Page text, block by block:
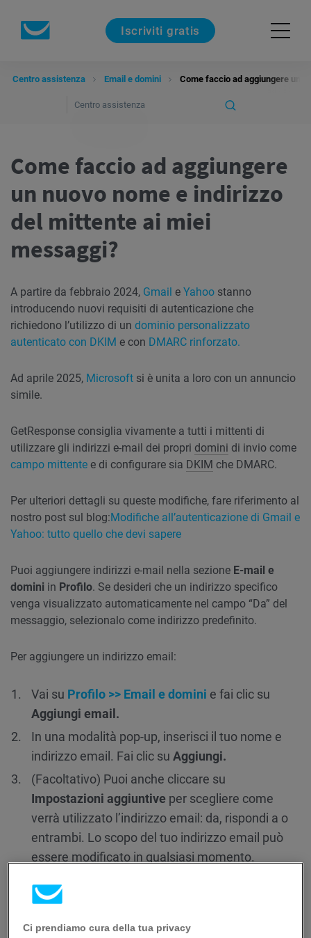
Iscriviti gratis
Centro assistenza Email e domini Come faccio ad aggiungere un
Come faccio ad aggiungere
un nuovo nome e indirizzo
del mittente ai miei
messaggi?
A partire da febbraio 2024, Gmail e Yahoo stanno
introducendo nuovi requisiti di autenticazione che
richiedono l’utilizzo di un dominio personalizzato
autenticato con DKIM e con DMARC rinforzato.
Ad aprile 2025, Microsoft si è unita a loro con un annuncio
simile.
GetResponse consiglia vivamente a tutti i mittenti di
utilizzare gli indirizzi e-mail dei propri domini di invio come
campo mittente e di configurare sia DKIM che DMARC.
Per ulteriori dettagli su queste modifiche, fare riferimento al
nostro post sul blog:Modifiche all’autenticazione di Gmail e
Yahoo: tutto quello che devi sapere
Puoi aggiungere indirizzi e-mail nella sezione E-mail e
domini in Profilo. Se desideri che un indirizzo specifico
venga visualizzato automaticamente nel campo “Da” del
messaggio, selezionalo come indirizzo predefinito.
Per aggiungere un indirizzo email:
Vai su Profilo >> Email e domini e fai clic su
Aggiungi email.
In una modalità pop-up, inserisci il tuo nome e
indirizzo email. Fai clic su Aggiungi.
(Facoltativo) Puoi anche cliccare su
Impostazioni aggiuntive per scegliere come
verrà utilizzato l’indirizzo email: da, rispondi a o
entrambi. Lo scopo del tuo indirizzo email può
essere modificato in qualsiasi momento.
Non confermato. Inviamo automaticamente un
Ci prendiamo cura della tua privacy